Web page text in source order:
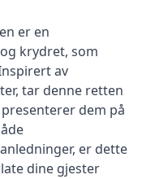
er en
krydret, som
av
tar denne retten
dem på
er dette
dine gjester